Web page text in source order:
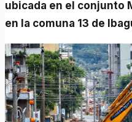
ubicada en el conjunto
en la comuna 13 de